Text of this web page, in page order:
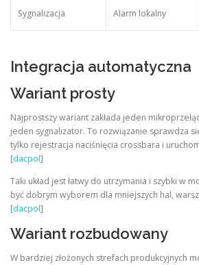
Sygnalizacja Alarm lokalny
Integracja automatyczna
Wariant prosty
Najprostszy wariant zakłada jeden
jeden sygnalizator. To rozwiązanie sprawdza
tylko rejestracja naciśnięcia crossbara i
[dacpol]
Taki układ jest łatwy do utrzymania i szybki w
być dobrym wyborem dla mniejszych hal,
[dacpol]
Wariant rozbudowany
W bardziej złożonych strefach produkcyjnych